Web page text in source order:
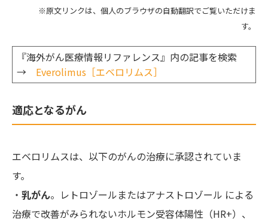
※原文リンクは、個人のブラウザの自動翻訳でご覧いただけま
す。
『海外がん医療情報リファレンス』内の記事を検索
→ Everolimus［エベロリムス］
適応となるがん
エベロリムスは、以下のがんの治療に承認されていま
す。
・ 乳がん。レトロゾールまたはアナストロゾール による
治療で改善がみられないホルモン受容体陽性（HR+）、